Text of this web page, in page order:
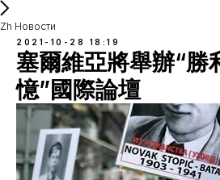
Zh Новости
2021-10-28 18:19
塞爾維亞將舉辦“勝
憶”國際論壇